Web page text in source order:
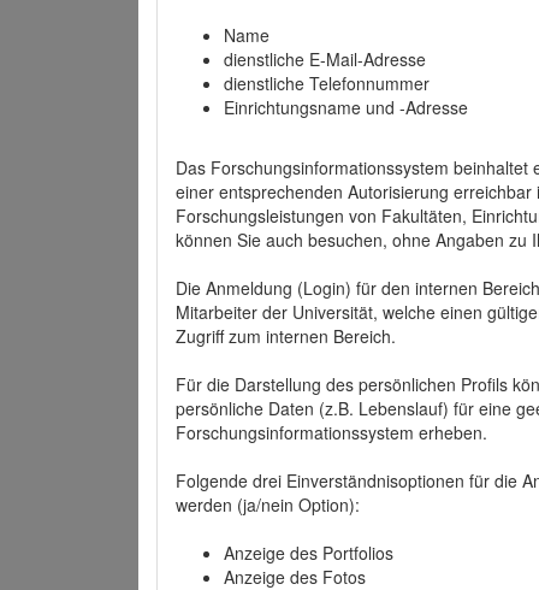
Name
dienstliche E-Mail-Adresse
dienstliche Telefonnummer
Einrichtungsname und -Adresse
Das Forschungsinformationssystem beinhaltet
einer entsprechenden Autorisierung
Forschungsleistungen von Fakultäten,
können Sie auch besuchen, ohne Angaben zu
Die Anmeldung (Login) für den internen
Mitarbeiter der Universität, welche einen
Zugriff zum internen Bereich.
Für die Darstellung des persönlichen Profils
persönliche Daten (z.B. Lebenslauf) für eine
Forschungsinformationssystem erheben.
Folgende drei Einverständnisoptionen für die
werden (ja/nein Option):
Anzeige des Portfolios
Anzeige des Fotos